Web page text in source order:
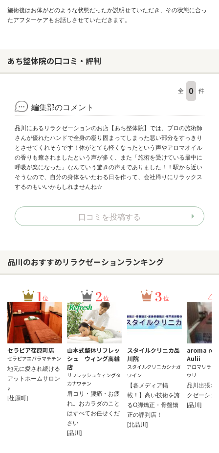
お問い合わせ
施術後はお体がどのような状態だったか説明せていただき、その状態に合っ
たアフターケアもお話しさせていただきます。
あち整体院の口コミ・評判
全 0 件
編集部のコメント
品川にあるリラクゼーションのお店【あち整体院】では、プロの施術師
さんが優れたハンドで全身の凝り固まってしまった悪い部分をすっきり
とさせてくれそうです！体がとても軽くなったという声やアロマオイル
の香りも癒されましたという声が多く、また「施術を受けている最中に
呼吸が楽になった」なんていう驚きの声までありました！！駅から近い
そうなので、自分の身体をいたわる日を作って、会社帰りにリラックス
するのもいいかもしれませんね☆
口コミを投稿する
品川のおすすめリラクゼーションランキング
1位
セラピア荏原町店
セラピアエバラマチテン
地元に愛され続ける
アットホームサロン
♪
[荏原町]
2 位
山本式整体リフレッ
シュ ウィング高輪
店
リフレッシュウィングタ
カナワテン
肩コリ・腰痛・お疲
れ。おカラダのこと
はすべてお任せくだ
さい
[品川]
3 位
スタイルクリニカ品
川院
スタイルクリニカシナガ
ワイン
【各メディア掲
載！】高い技術を誇
るO脚矯正・骨盤矯
正の評判店！
[北品川]
4
aroma
Aulii
アロマリラク
ウリ
品川出張オ
クゼーショ
[品川]